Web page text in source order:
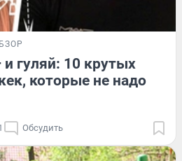
гуляй: 10 крутых
которые не надо
Обсудить